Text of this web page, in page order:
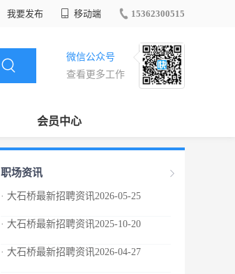
我要发布 移动端 15362300515
微信公众号
查看更多工作
会员中心
职场资讯
· 大石桥最新招聘资讯2026-05-25
· 大石桥最新招聘资讯2025-10-20
· 大石桥最新招聘资讯2026-04-27